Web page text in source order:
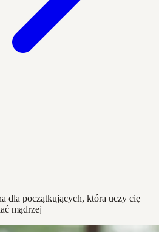
dla początkujących, która uczy cię
mądrzej